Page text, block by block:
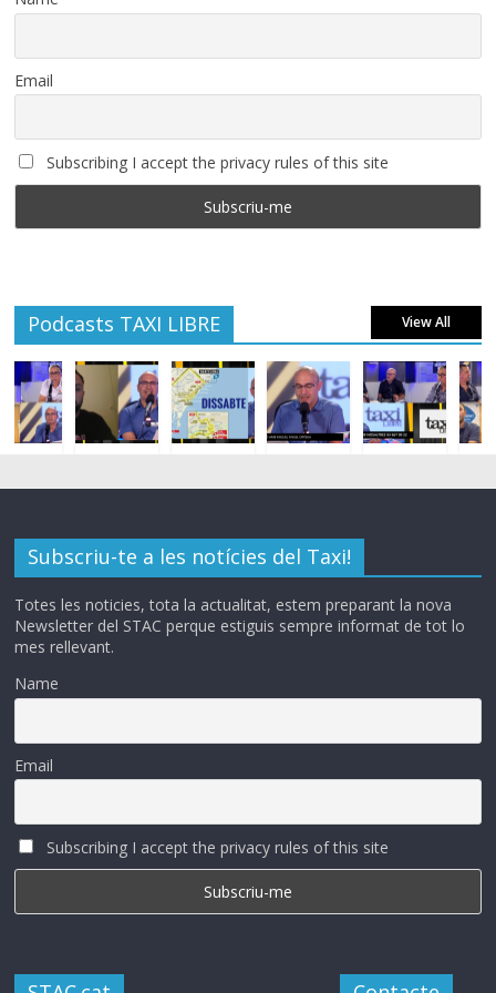
Email
Subscribing I accept the privacy rules of this site
Podcasts TAXI LIBRE View All
Subscriu-te a les notícies del Taxi!
Totes les noticies, tota la actualitat, estem preparant la nova
Newsletter del STAC perque estiguis sempre informat de tot lo
mes rellevant.
Name
Email
Subscribing I accept the privacy rules of this site